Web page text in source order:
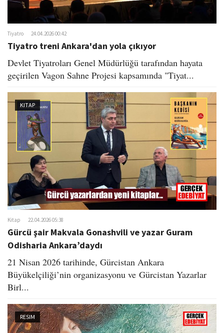
Tiyatro 24.04.2026 00:42
Tiyatro treni Ankara'dan yola çıkıyor
Devlet Tiyatroları Genel Müdürlüğü tarafından hayata
geçirilen Vagon Sahne Projesi kapsamında "Tiyat...
KITAP
Kitap 22.04.2026 05:38
Gürcü şair Makvala Gonashvili ve yazar Guram
Odisharia Ankara’daydı
21 Nisan 2026 tarihinde, Gürcistan Ankara
Büyükelçiliği’nin organizasyonu ve Gürcistan Yazarlar
Birl...
RESIM